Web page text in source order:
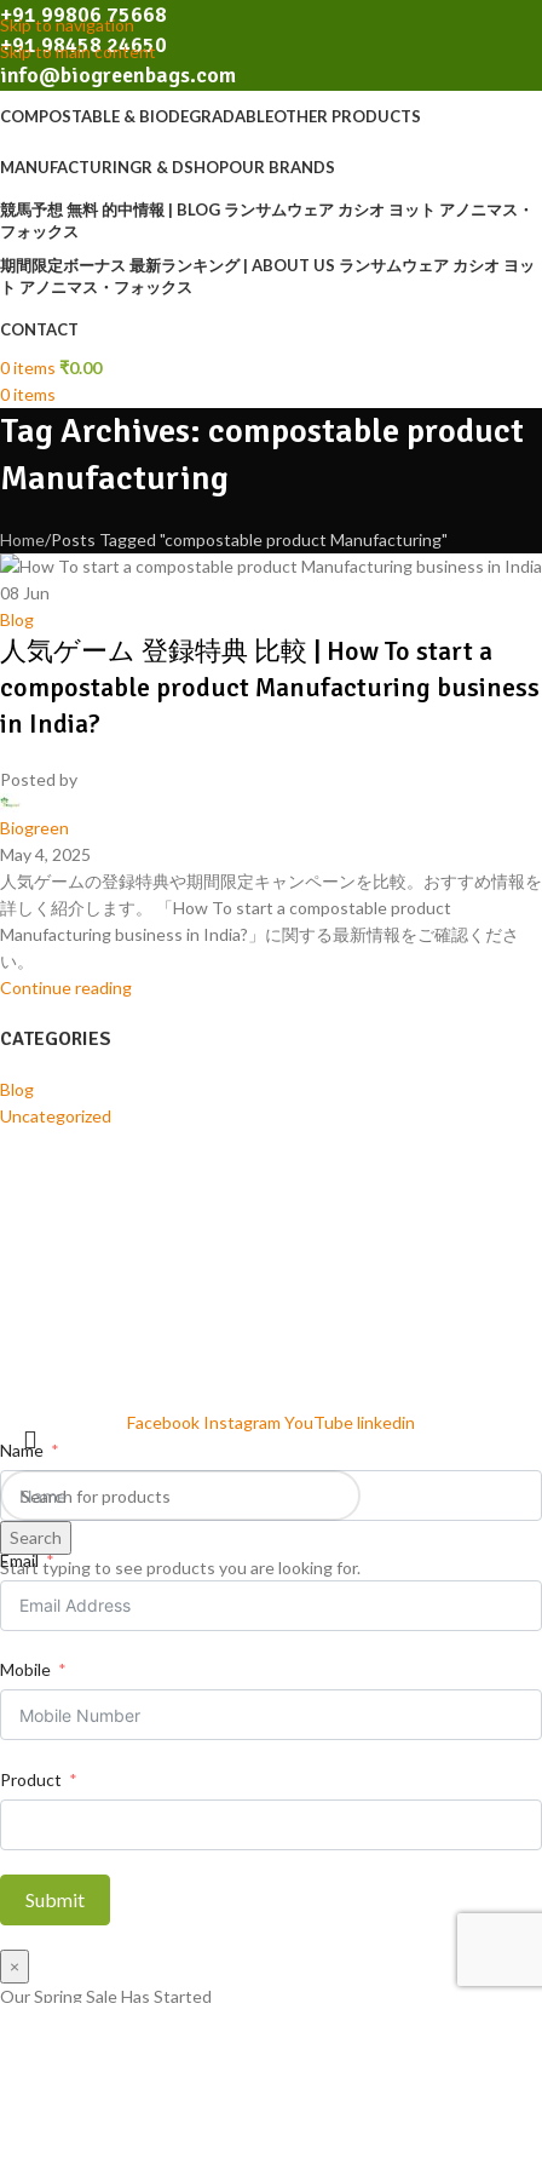
Skip to navigation
Skip to main content
+91 99806 75668
+91 98458 24650
info@biogreenbags.com
COMPOSTABLE & BIODEGRADABLEOTHER PRODUCTS
MANUFACTURINGR & DSHOPOUR BRANDS
競馬予想 無料 的中情報 | BLOG ランサムウェア カシオ ヨット アノニマス・
フォックス
期間限定ボーナス 最新ランキング | ABOUT US ランサムウェア カシオ ヨッ
ト アノニマス・フォックス
CONTACT
0items ₹0.00
0items
Tag Archives: compostable product
Manufacturing
Home Posts Tagged "compostable product Manufacturing"
08 Jun
Blog
人気ゲーム 登録特典 比較 | How To start a
compostable product Manufacturing business
in India?
Posted by
Biogreen
May 4, 2025
人気ゲームの登録特典や期間限定キャンペーンを比較。おすすめ情報を
詳しく紹介します。 「How To start a compostable product
Manufacturing business in India?」に関する最新情報をご確認くださ
い。
Continue reading
CATEGORIES
Blog
Uncategorized
Search
Start typing to see products you are looking for.
Facebook Instagram YouTubelinkedin
Name
Email
Mobile
Product
Submit
×
Our Spring Sale Has Started